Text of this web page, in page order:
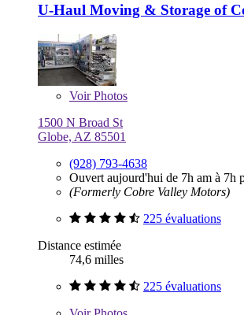
U-Haul Moving & Storage of
VoirPhotos
1500 N Broad St
Globe, AZ 85501
(928) 793-4638
Ouvert aujourd'hui de 7h am à 7h
(Formerly Cobre Valley Motors)
225 évaluations
Distance estimée
74,6 milles
225 évaluations